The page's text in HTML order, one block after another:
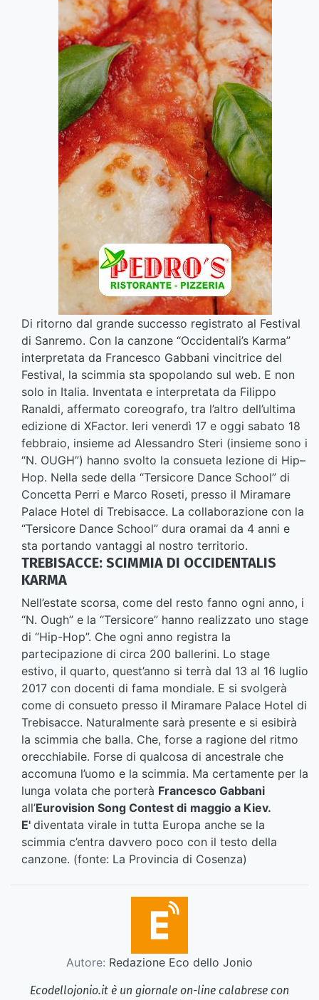
Di ritorno dal grande successo registrato al Festival
di Sanremo. Con la canzone “Occidentali’s Karma”
interpretata da Francesco Gabbani vincitrice del
Festival, la scimmia sta spopolando sul web. E non
solo in Italia. Inventata e interpretata da Filippo
Ranaldi, affermato coreografo, tra l’altro dell’ultima
edizione di XFactor. Ieri venerdì 17 e oggi sabato 18
febbraio, insieme ad Alessandro Steri (insieme sono i
“N. OUGH”) hanno svolto la consueta lezione di Hip–
Hop. Nella sede della “Tersicore Dance School” di
Concetta Perri e Marco Roseti, presso il Miramare
Palace Hotel di Trebisacce. La collaborazione con la
“Tersicore Dance School” dura oramai da 4 anni e
sta portando vantaggi al nostro territorio.
TREBISACCE: SCIMMIA DI OCCIDENTALIS
KARMA
Nell’estate scorsa, come del resto fanno ogni anno, i
“N. Ough” e la “Tersicore” hanno realizzato uno stage
di “Hip-Hop”. Che ogni anno registra la
partecipazione di circa 200 ballerini. Lo stage
estivo, il quarto, quest’anno si terrà dal 13 al 16 luglio
2017 con docenti di fama mondiale. E si svolgerà
come di consueto presso il Miramare Palace Hotel di
Trebisacce. Naturalmente sarà presente e si esibirà
la scimmia che balla. Che, forse a ragione del ritmo
orecchiabile. Forse di qualcosa di ancestrale che
accomuna l’uomo e la scimmia. Ma certamente per la
lunga volata che porterà Francesco Gabbani
all’Eurovision Song Contest di maggio a Kiev.
E' diventata virale in tutta Europa anche se la
scimmia c’entra davvero poco con il testo della
canzone. (fonte: La Provincia di Cosenza)
Autore: Redazione Eco dello Jonio
Ecodellojonio.it è un giornale on-line calabrese con